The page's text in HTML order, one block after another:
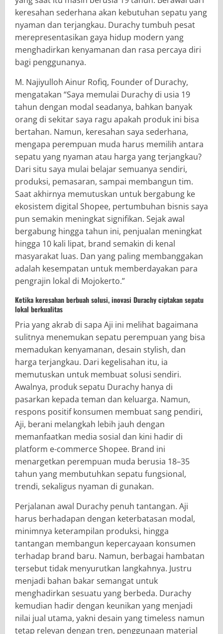
keresahan sederhana akan kebutuhan sepatu yang
nyaman dan terjangkau. Durachy tumbuh pesat
merepresentasikan gaya hidup modern yang
menghadirkan kenyamanan dan rasa percaya diri
bagi penggunanya.
M. Najiyulloh Ainur Rofiq, Founder of Durachy,
mengatakan “Saya memulai Durachy di usia 19
tahun dengan modal seadanya, bahkan banyak
orang di sekitar saya ragu apakah produk ini bisa
bertahan. Namun, keresahan saya sederhana,
mengapa perempuan muda harus memilih antara
sepatu yang nyaman atau harga yang terjangkau?
Dari situ saya mulai belajar semuanya sendiri,
produksi, pemasaran, sampai membangun tim.
Saat akhirnya memutuskan untuk bergabung ke
ekosistem digital Shopee, pertumbuhan bisnis saya
pun semakin meningkat signifikan. Sejak awal
bergabung hingga tahun ini, penjualan meningkat
hingga 10 kali lipat, brand semakin di kenal
masyarakat luas. Dan yang paling membanggakan
adalah kesempatan untuk memberdayakan para
pengrajin lokal di Mojokerto.”
Ketika keresahan berbuah solusi, inovasi Durachy ciptakan sepatu
lokal berkualitas
Pria yang akrab di sapa Aji ini melihat bagaimana
sulitnya menemukan sepatu perempuan yang bisa
memadukan kenyamanan, desain stylish, dan
harga terjangkau. Dari kegelisahan itu, ia
memutuskan untuk membuat solusi sendiri.
Awalnya, produk sepatu Durachy hanya di
pasarkan kepada teman dan keluarga. Namun,
respons positif konsumen membuat sang pendiri,
Aji, berani melangkah lebih jauh dengan
memanfaatkan media sosial dan kini hadir di
platform e-commerce Shopee. Brand ini
menargetkan perempuan muda berusia 18–35
tahun yang membutuhkan sepatu fungsional,
trendi, sekaligus nyaman di gunakan.
Perjalanan awal Durachy penuh tantangan. Aji
harus berhadapan dengan keterbatasan modal,
minimnya keterampilan produksi, hingga
tantangan membangun kepercayaan konsumen
terhadap brand baru. Namun, berbagai hambatan
tersebut tidak menyurutkan langkahnya. Justru
menjadi bahan bakar semangat untuk
menghadirkan sesuatu yang berbeda. Durachy
kemudian hadir dengan keunikan yang menjadi
nilai jual utama, yakni desain yang timeless namun
tetap relevan dengan tren, penggunaan material